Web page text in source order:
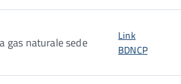
gas naturale sede
Link
BDNCP